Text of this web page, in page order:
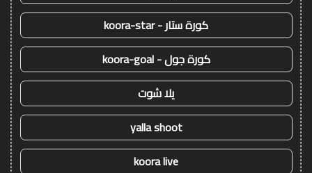
كورة ستار - koora-star
كورة جول - koora-goal
يلا شوت
yalla shoot
koora live